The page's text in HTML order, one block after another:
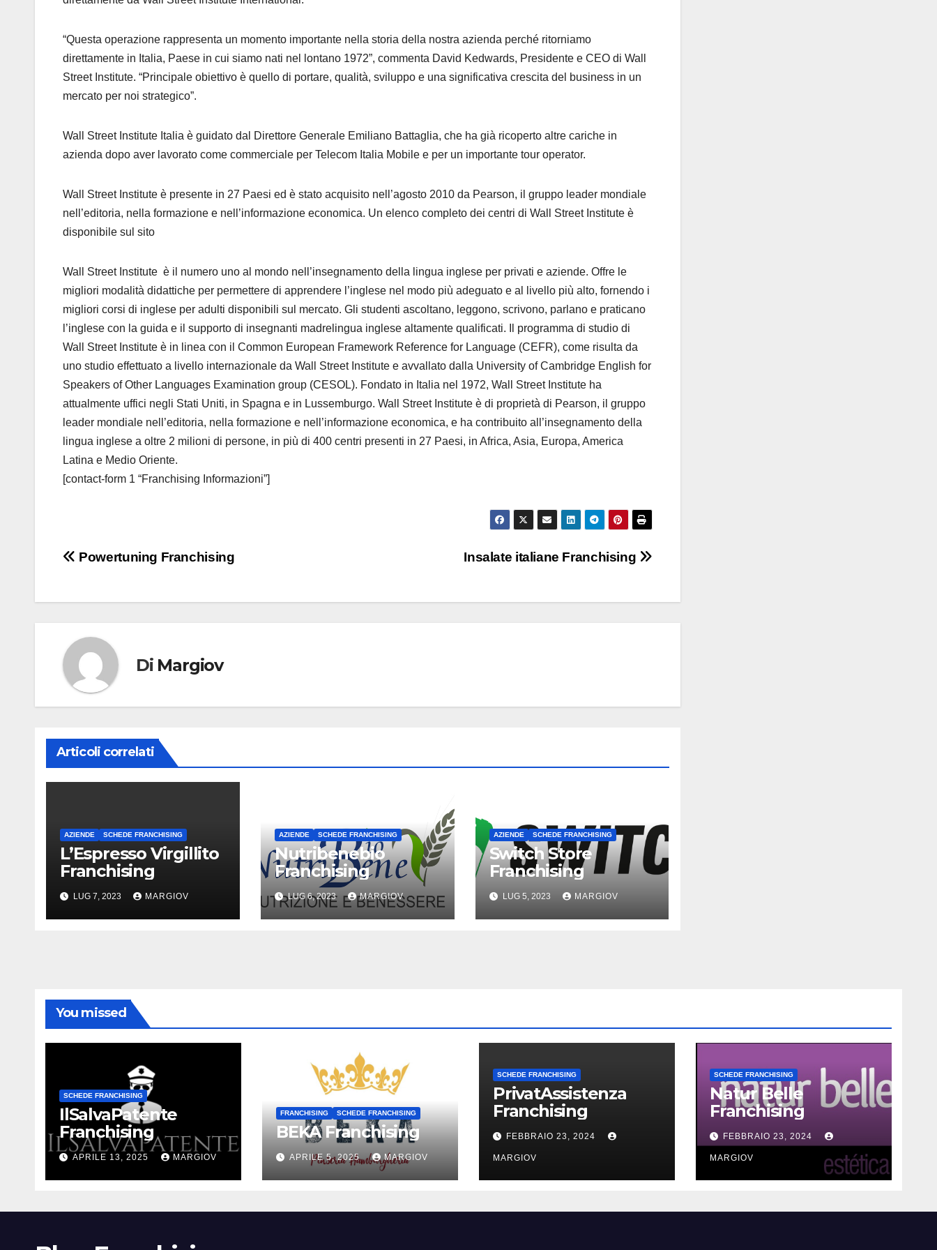
“Questa operazione rappresenta un momento importante nella storia della nostra azienda perché ritorniamo
direttamente in Italia, Paese in cui siamo nati nel lontano 1972”, commenta David Kedwards, Presidente e CEO di Wall
Street Institute. “Principale obiettivo è quello di portare, qualità, sviluppo e una significativa crescita del business in un
mercato per noi strategico”.
Wall Street Institute Italia è guidato dal Direttore Generale Emiliano Battaglia, che ha già ricoperto altre cariche in
azienda dopo aver lavorato come commerciale per Telecom Italia Mobile e per un importante tour operator.
Wall Street Institute è presente in 27 Paesi ed è stato acquisito nell’agosto 2010 da Pearson, il gruppo leader mondiale
nell’editoria, nella formazione e nell’informazione economica. Un elenco completo dei centri di Wall Street Institute è
disponibile sul sito
Wall Street Institute è il numero uno al mondo nell’insegnamento della lingua inglese per privati e aziende. Offre le
migliori modalità didattiche per permettere di apprendere l’inglese nel modo più adeguato e al livello più alto, fornendo i
migliori corsi di inglese per adulti disponibili sul mercato. Gli studenti ascoltano, leggono, scrivono, parlano e praticano
l’inglese con la guida e il supporto di insegnanti madrelingua inglese altamente qualificati. Il programma di studio di
Wall Street Institute è in linea con il Common European Framework Reference for Language (CEFR), come risulta da
uno studio effettuato a livello internazionale da Wall Street Institute e avvallato dalla University of Cambridge English for
Speakers of Other Languages Examination group (CESOL). Fondato in Italia nel 1972, Wall Street Institute ha
attualmente uffici negli Stati Uniti, in Spagna e in Lussemburgo. Wall Street Institute è di proprietà di Pearson, il gruppo
leader mondiale nell’editoria, nella formazione e nell’informazione economica, e ha contribuito all’insegnamento della
lingua inglese a oltre 2 milioni di persone, in più di 400 centri presenti in 27 Paesi, in Africa, Asia, Europa, America
Latina e Medio Oriente.
[contact-form 1 “Franchising Informazioni”]
Navigazione
Insalate italiane Franchising
Powertuning Franchising
Di Margiov
Articoli correlati
AZIENDE SCHEDE FRANCHISING
L’Espresso Virgillito
Franchising
LUG 7, 2023 MARGIOV
AZIENDE SCHEDE FRANCHISING
Nutribenebio
Franchising
LUG 6, 2023 MARGIOV
AZIENDE SCHEDE FRANCHISING
Switch Store
Franchising
LUG 5, 2023 MARGIOV
You missed
SCHEDE FRANCHISING
IlSalvaPatente
Franchising
APRILE 13, 2025 MARGIOV
FRANCHISING SCHEDE FRANCHISING
BEKA Franchising
APRILE 5, 2025 MARGIOV
SCHEDE FRANCHISING
PrivatAssistenza
Franchising
FEBBRAIO 23, 2024
MARGIOV
SCHEDE FRANCHISING
Natur Belle
Franchising
FEBBRAIO 23, 2024
MARGIOV